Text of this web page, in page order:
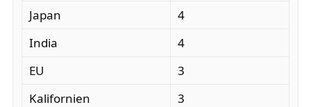
Japan
4
India
4
EU
3
Kalifornien
3